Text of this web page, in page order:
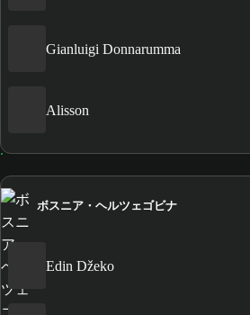
Gianluigi Donnarumma
Alisson
ボスニア・ヘルツェゴビナ
Edin Džeko